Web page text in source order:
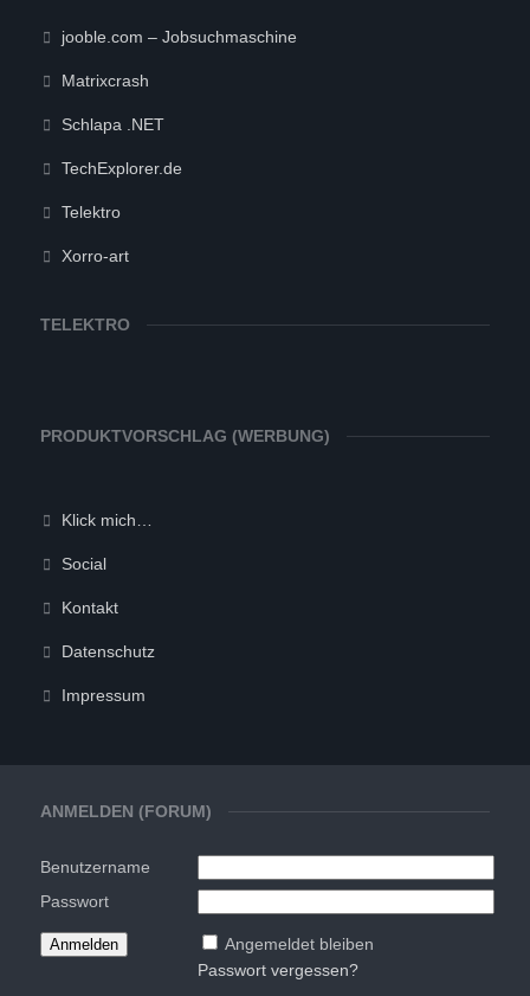
ANMELDEN (FORUM)
Benutzername
Passwort
Angemeldet bleiben
Passwort vergessen?
jooble.com – Jobsuchmaschine
Matrixcrash
Schlapa .NET
TechExplorer.de
Telektro
Xorro-art
TELEKTRO
PRODUKTVORSCHLAG (WERBUNG)
Klick mich…
Social
Kontakt
Datenschutz
Impressum